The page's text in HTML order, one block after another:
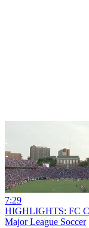
7:29
HIGHLIGHTS: FC
Major League Soccer